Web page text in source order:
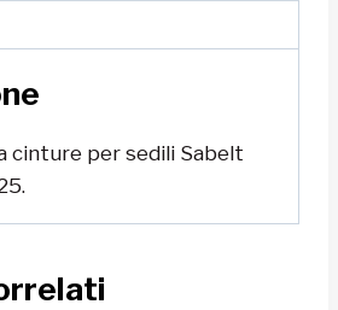
cinture per sedili Sabelt